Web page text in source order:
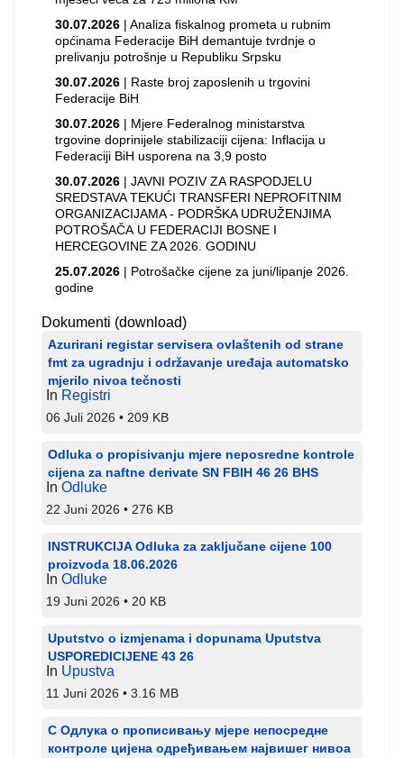
30.07.2026 | Analiza fiskalnog prometa u rubnim
općinama Federacije BiH demantuje tvrdnje o
prelivanju potrošnje u Republiku Srpsku
30.07.2026 | Raste broj zaposlenih u trgovini
Federacije BiH
30.07.2026 | Mjere Federalnog ministarstva
trgovine doprinijele stabilizaciji cijena: Inflacija u
Federaciji BiH usporena na 3,9 posto
30.07.2026 | JAVNI POZIV ZA RASPODJELU
SREDSTAVA TEKUĆI TRANSFERI NEPROFITNIM
ORGANIZACIJAMA - PODRŠKA UDRUŽENJIMA
POTROŠAČA U FEDERACIJI BOSNE I
HERCEGOVINE ZA 2026. GODINU
25.07.2026 | Potrošačke cijene za juni/lipanje 2026.
godine
Dokumenti (download)
Azurirani registar servisera ovlaštenih od strane
fmt za ugradnju i održavanje uređaja automatsko
mjerilo nivoa tečnosti
In Registri
06 Juli 2026 209 KB
Odluka o propisivanju mjere neposredne kontrole
cijena za naftne derivate SN FBIH 46 26 BHS
In Odluke
22 Juni 2026 276 KB
INSTRUKCIJA Odluka za zaključane cijene 100
proizvoda 18.06.2026
In Odluke
19 Juni 2026 20 KB
Uputstvo o izmjenama i dopunama Uputstva
USPOREDICIJENE 43 26
In Upustva
11 Juni 2026 3.16 MB
С Одлука о прописивању мјере непосредне
контроле цијена одређивањем највишег нивоа